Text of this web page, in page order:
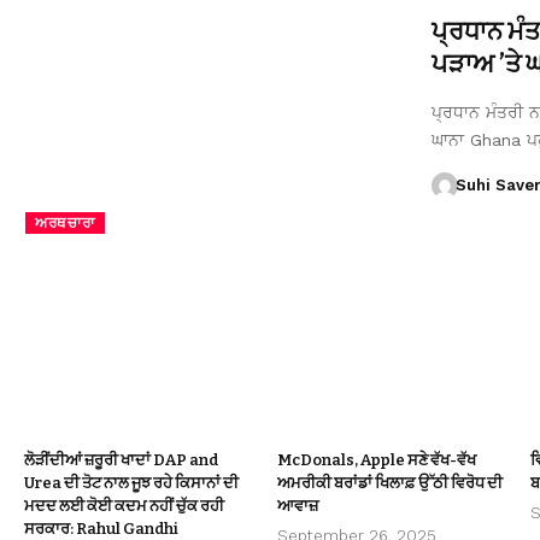
ਅਰਥਚਾਰਾ
ਪ੍ਰਧਾਨ
ਪੜਾਅ ’ਤੇ
ਪ੍ਰਧਾਨ ਮੰਤਰੀ
ਘਾਨਾ Ghana
Suhi Saver
ਲੋੜੀਂਦੀਆਂ ਜ਼ਰੂਰੀ ਖਾਦਾਂ DAP and
Urea ਦੀ ਤੋਟ ਨਾਲ ਜੂਝ ਰਹੇ ਕਿਸਾਨਾਂ ਦੀ
ਮਦਦ ਲਈ ਕੋਈ ਕਦਮ ਨਹੀਂ ਚੁੱਕ ਰਹੀ
ਸਰਕਾਰ: Rahul Gandhi
McDonals, Apple ਸਣੇ ਵੱਖ-ਵੱਖ
ਅਮਰੀਕੀ ਬਰਾਂਡਾਂ ਖਿਲਾਫ਼ ਉੱਠੀ ਵਿਰੋਧ ਦੀ
ਆਵਾਜ਼
September 26, 2025